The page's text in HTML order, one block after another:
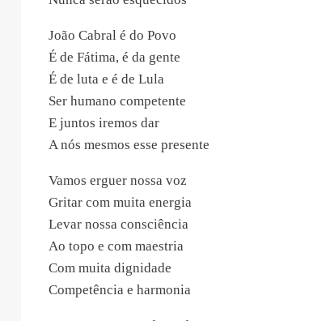
João Cabral é do Povo
É de Fátima, é da gente
É de luta e é de Lula
Ser humano competente
E juntos iremos dar
A nós mesmos esse presente
Vamos erguer nossa voz
Gritar com muita energia
Levar nossa consciência
Ao topo e com maestria
Com muita dignidade
Competência e harmonia